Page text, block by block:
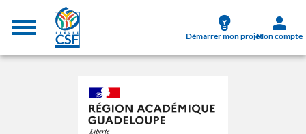
Aller au contenu principal
Démarrer mon projetMon compte